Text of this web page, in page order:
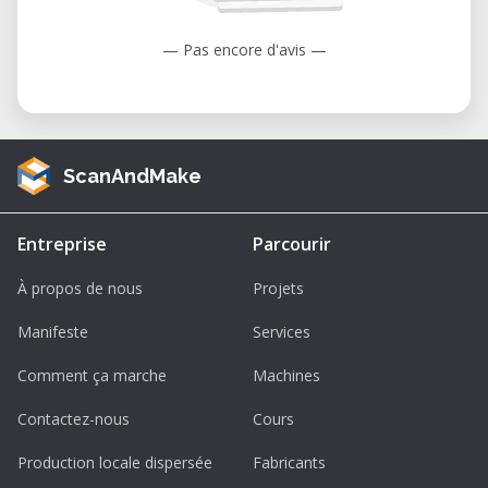
Équipement calibré et vérifié
optimales.
Caractéristiques techniques
Volume d’usinage: 203 × 203 × 76 mm
Broche
: intégrée, vitesse réglable
Vitesse maximale
: jusqu’à 10 000 tr/min
configuration)
Matériaux compatibles: aluminium,
laiton, bois, plastique, cire, PCB
MeshCAM, Fusion 360
— Pas encore d'avis —
ScanAndMake
Entreprise
À propos de nous
Manifeste
Comment ça marche
Contactez-nous
Production locale dispersée
Parcourir
Projets
Services
Machines
Cours
Fabricants